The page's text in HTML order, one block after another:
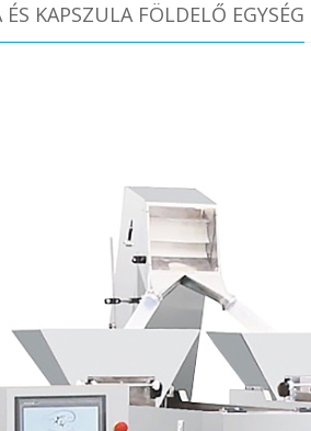
KAPSZULA FÖLDELŐ EGYSÉG